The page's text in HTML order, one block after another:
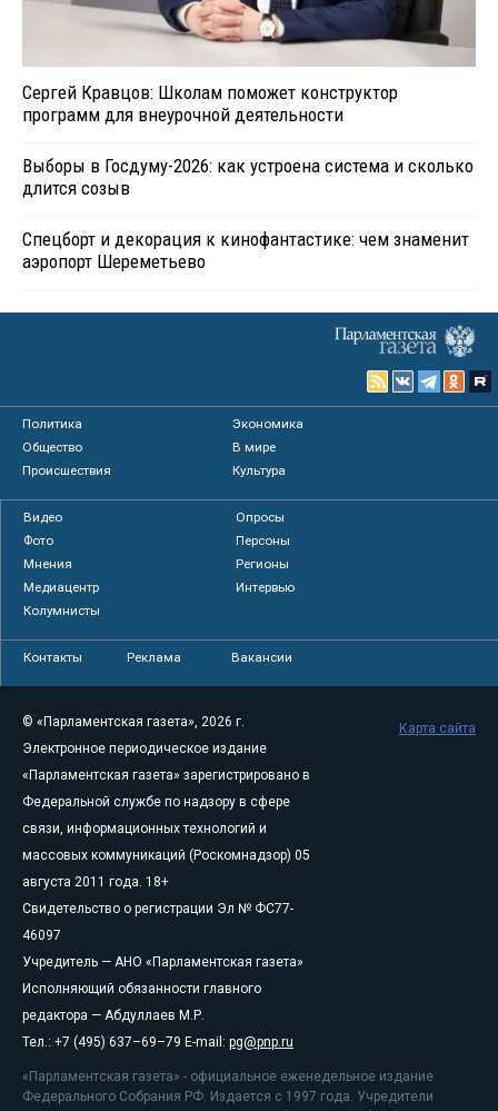
Сергей Кравцов: Школам поможет конструктор
программ для внеурочной деятельности
Выборы в Госдуму-2026: как устроена система и сколько
длится созыв
Спецборт и декорация к кинофантастике: чем знаменит
аэропорт Шереметьево
Политика
Экономика
Общество
В мире
Происшествия
Культура
Видео
Опросы
Фото
Персоны
Мнения
Регионы
Медиацентр
Интервью
Колумнисты
Контакты Реклама Вакансии
© «Парламентская газета», 2026 г.
Электронное периодическое издание
«Парламентская газета» зарегистрировано в
Федеральной службе по надзору в сфере
связи, информационных технологий и
массовых коммуникаций (Роскомнадзор) 05
августа 2011 года. 18+
Свидетельство о регистрации Эл № ФС77-
46097
Учредитель — АНО «Парламентская газета»
Исполняющий обязанности главного
редактора — Абдуллаев М.Р.
Тел.: +7 (495) 637–69–79 E-mail: pg@pnp.ru
«Парламентская газета» - официальное еженедельное издание
Федерального Собрания РФ. Издается с 1997 года. Учредители
Карта сайта